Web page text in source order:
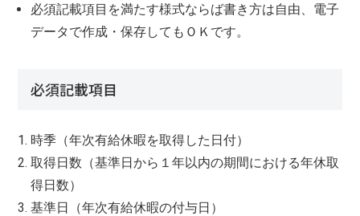
必須記載項目を満たす様式ならば書き方は自由、電子
データで作成・保存してもＯＫです。
必須記載項目
時季（年次有給休暇を取得した日付）
取得日数（基準日から１年以内の期間における年休取
得日数）
基準日（年次有給休暇の付与日）